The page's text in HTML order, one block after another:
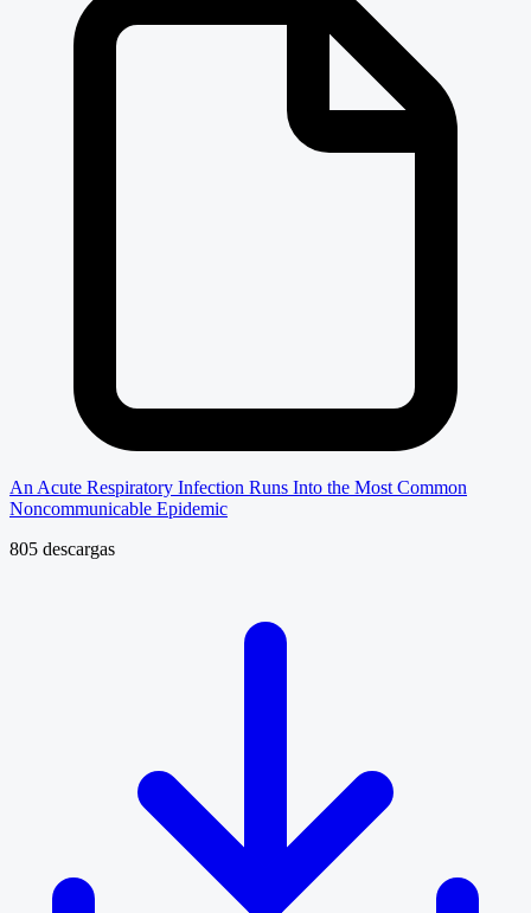
An Acute Respiratory Infection Runs Into the Most Common
Noncommunicable Epidemic
805 descargas